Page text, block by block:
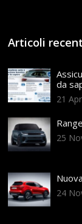
Articoli
da
21
25
24